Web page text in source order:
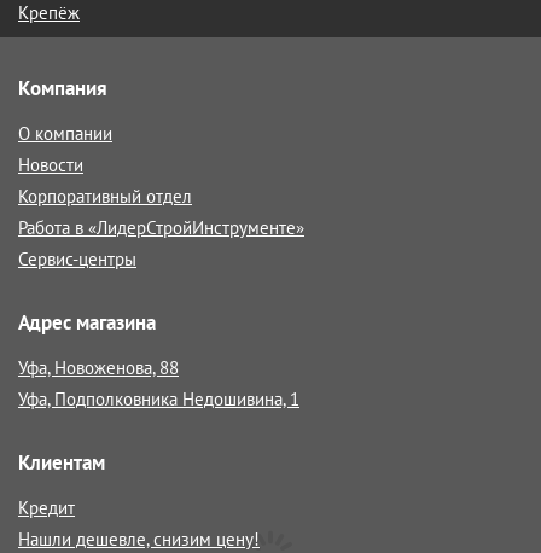
Крепёж
Компания
О компании
Новости
Корпоративный отдел
Работа в «ЛидерСтройИнструменте»
Сервис-центры
Адрес магазина
Уфа, Новоженова, 88
Уфа, Подполковника Недошивина, 1
Клиентам
Кредит
Нашли дешевле, снизим цену!